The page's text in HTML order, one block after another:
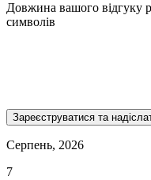
Довжина вашого відгуку
символів
Серпень, 2026
7